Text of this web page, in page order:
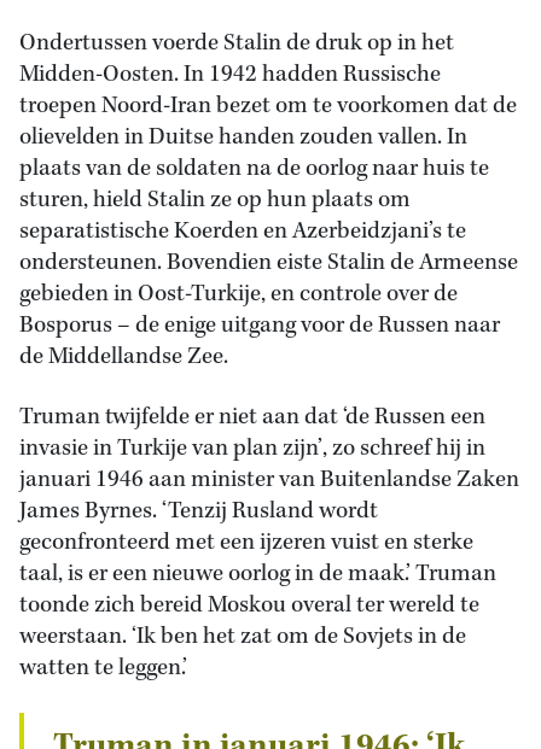
Ondertussen voerde Stalin de druk op in het
Midden-Oosten. In 1942 hadden Russische
troepen Noord-Iran bezet om te voorkomen dat de
olievelden in Duitse handen zouden vallen. In
plaats van de soldaten na de oorlog naar huis te
sturen, hield Stalin ze op hun plaats om
separatistische Koerden en Azerbeidzjani’s te
ondersteunen. Bovendien eiste Stalin de Armeense
gebieden in Oost-Turkije, en controle over de
Bosporus – de enige uitgang voor de Russen naar
de Middellandse Zee.
Truman twijfelde er niet aan dat ‘de Russen een
invasie in Turkije van plan zijn’, zo schreef hij in
januari 1946 aan minister van Buitenlandse Zaken
James Byrnes. ‘Tenzij Rusland wordt
geconfronteerd met een ijzeren vuist en sterke
taal, is er een nieuwe oorlog in de maak.’ Truman
toonde zich bereid Moskou overal ter wereld te
weerstaan. ‘Ik ben het zat om de Sovjets in de
watten te leggen.’